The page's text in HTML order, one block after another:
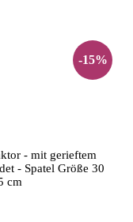
-15%
- mit gerieftem
- Spatel Größe 30
cm